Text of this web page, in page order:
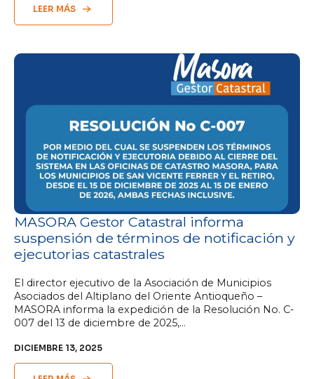
LEER MÁS
MASORA Gestor Catastral informa
suspensión de términos de notificación y
ejecutorias catastrales
DICIEMBRE 13, 2025
El director ejecutivo de la Asociación de Municipios
Asociados del Altiplano del Oriente Antioqueño –
MASORA informa la expedición de la Resolución No. C-
007 del 13 de diciembre de 2025,…